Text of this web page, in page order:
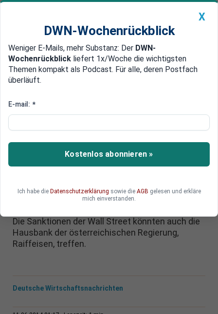
Newsticker MEIN DWN: Geldanlage Premium
Edelmetalle DWN-Magazin China
Wegen geplantem Schuldenschnitt
Die Rache der Wall Street:
Rating-Agentur bedroht
Österreichs Banken
Standard & Poor's rächt sich bei Österreich für
Alpe Adria. Die Agentur kündigt Herabstufungen
an, weil die Republik ihre Staatsgarantien für
Die Sanktionen der Wall Street könnten auch die
Hausbank der österreichischen Regierung,
Raiffeisen, treffen.
Deutsche Wirtschaftsnachrichten
X
DWN-Wochenrückblick
Weniger E-Mails, mehr Substanz: Der DWN-
Wochenrückblick liefert 1x/Woche die wichtigsten
Themen kompakt als Podcast. Für alle, deren Postfach
überläuft.
E-mail: *
Kostenlos abonnieren »
Ich habe die Datenschutzerklärung sowie die AGB gelesen und erkläre
mich einverstanden.